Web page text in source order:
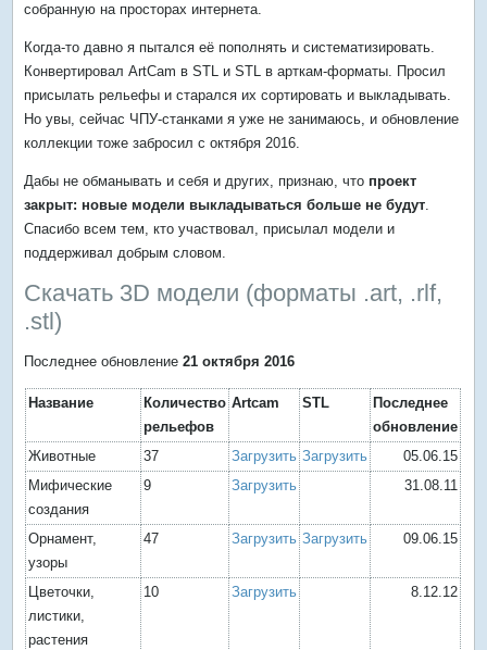
собранную на просторах интернета.
Когда-то давно я пытался её пополнять и систематизировать.
Конвертировал ArtCam в STL и STL в арткам-форматы. Просил
присылать рельефы и старался их сортировать и выкладывать.
Но увы, сейчас ЧПУ-станками я уже не занимаюсь, и обновление
коллекции тоже забросил с октября 2016.
Дабы не обманывать и себя и других, признаю, что проект
закрыт: новые модели выкладываться больше не будут.
Спасибо всем тем, кто участвовал, присылал модели и
поддерживал добрым словом.
Скачать 3D модели (форматы .art, .rlf,
.stl)
Последнее обновление21 октября 2016
Название
Количество
рельефов
Artcam STL
Последнее
обновление
Животные
37 Загрузить Загрузить
05.06.15
Мифические
создания
9 Загрузить 31.08.11
Орнамент,
узоры
47 Загрузить Загрузить 09.06.15
Цветочки,
листики,
растения
10 Загрузить 8.12.12